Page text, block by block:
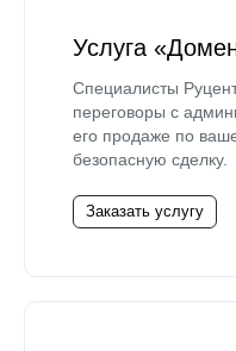
Услуга
Специалисты
переговоры с
его продаже по
безопасную сделку.
Заказать услугу